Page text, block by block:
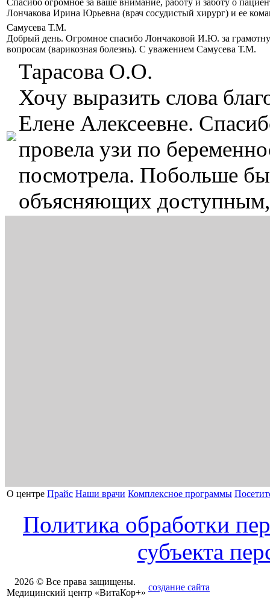
Спасибо огромное за ваше внимание, работу и заботу о
Лончакова Ирина Юрьевна (врач сосудистый хирург) и ее
Самусева Т.М.
Добрый день. Огромное спасибо Лончаковой И.Ю. за
вопросам (варикозная болезнь). С уважением Самусева Т.М.
Тарасова О.О.
Хочу выразить слова
Елене Алексеевне.
провела узи по
посмотрела. Побольше
объясняющих
О центре Прайс Наши врачи Комплексное программы
Политика обработки
субъекта
2026 © Все права защищены.
Медицинский центр «ВитаКор+»
создание сайта